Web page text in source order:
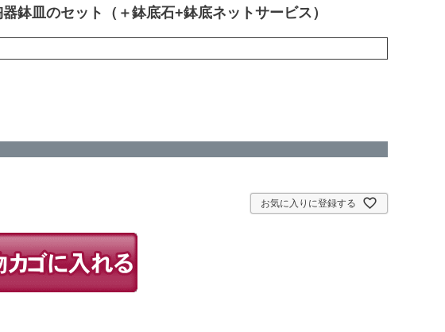
鉢皿のセット（＋鉢底石+鉢底ネットサービス）
お気に入りに登録する